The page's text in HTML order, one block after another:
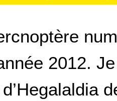
2012.